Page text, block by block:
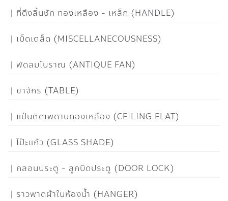
ที่ดึงลิ้นชัก ทองเหลือง - เหล็ก (HANDLE)
เบ็ดเตล็ด (MISCELLANECOUSNESS)
พัดลมโบราณ (ANTIQUE FAN)
ขาจักร (TABLE)
แป้นติดเพดานทองเหลือง (CEILING FLAT)
โป๊ะแก้ว (GLASS SHADE)
กลอนประตู - ลูกบิดประตู (DOOR LOCK)
ราวพาดผ้าในห้องน้ำ (HANGER)